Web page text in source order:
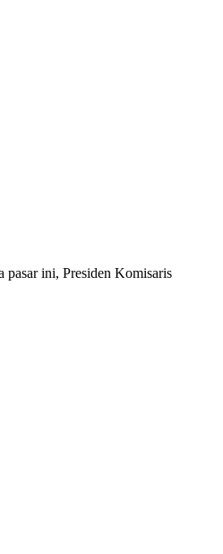
pasar ini, Presiden Komisaris